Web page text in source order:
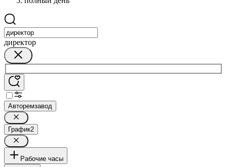
директор
Авторемзавод
График2
Рабочие часы